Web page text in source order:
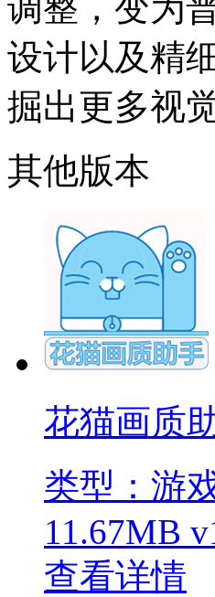
设计以及精
掘出更多视
其他版本
花猫画质
类型：游
11.67MB
查看详情